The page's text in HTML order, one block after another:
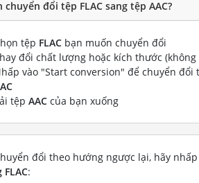
chuyển đổi tệp FLAC sang tệp AAC?
tệp FLAC bạn muốn chuyển đổi
đổi chất lượng hoặc kích thước
vào "Start conversion" để chuyển đổi
tệp AAC của bạn xuống
đổi theo hướng ngược lại, hãy
FLAC: